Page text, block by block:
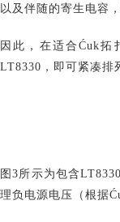
以及伴随的寄生电容
因此，在适合Ćuk拓
LT8330，即可紧凑排
图3所示为包含
理负电源电压（根据